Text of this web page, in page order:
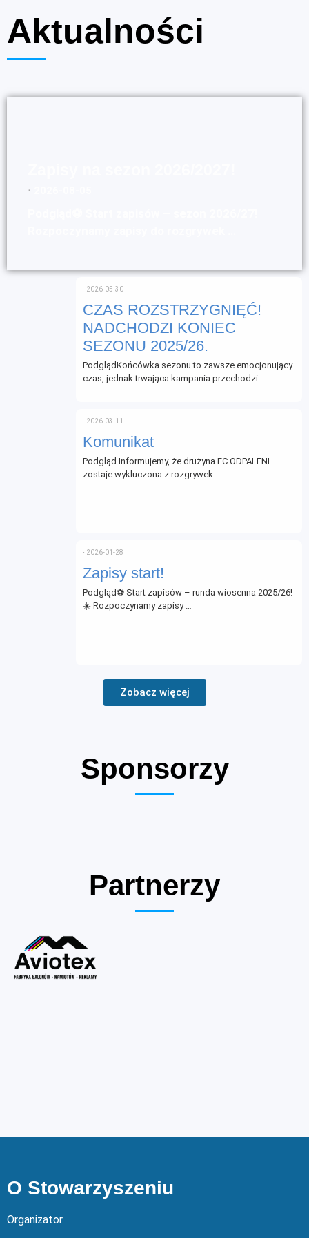
Aktualności
⋅
CZAS ROZSTRZYGNIĘĆ!
NADCHODZI KONIEC
SEZONU 2025/26.
⋅ 2026-05-30
PodglądKońcówka sezonu to zawsze emocjonujący
czas, jednak trwająca kampania przechodzi …
Komunikat
⋅ 2026-03-11
Podgląd Informujemy, że drużyna FC ODPALENI
zostaje wykluczona z rozgrywek …
Zapisy start!
⋅ 2026-01-28
Podgląd⚽ Start zapisów – runda wiosenna 2025/26!
☀️ Rozpoczynamy zapisy …
Zobacz więcej
Sponsorzy
Partnerzy
O Stowarzyszeniu
Organizator